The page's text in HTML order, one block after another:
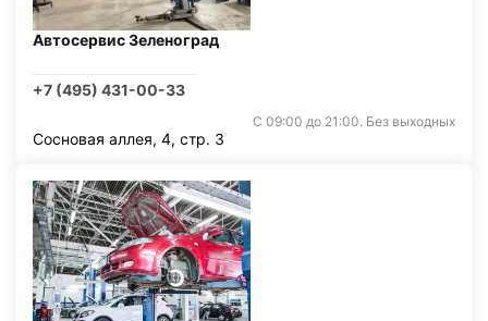
Автосервис Зеленоград
+7 (495) 431-00-33
С 09:00 до 21:00. Без выходных
Сосновая аллея, 4, стр. 3